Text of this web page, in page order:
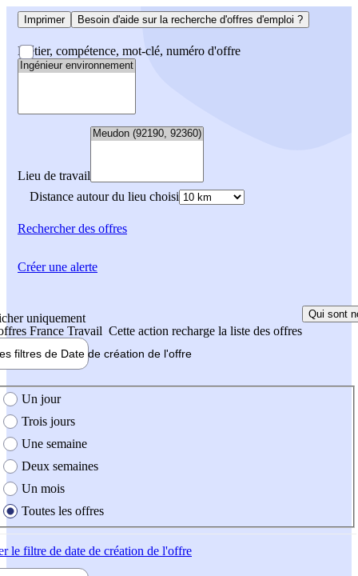
Imprimer Besoin d'aide sur la recherche d'offres d'emploi ?
Métier, compétence, mot-clé, numéro d'offre
Lieu de travail
Distance autour du lieu choisi
Rechercherdes offres
uniquement
France Travail Cette action recharge la liste des offres
Qui sont
filtres de Date de création de l'offre
création de l'offre
Un jour
Trois jours
Une semaine
Deux semaines
Un mois
Toutes les offres
le filtre de date de création de l'offre
Créer une alerte